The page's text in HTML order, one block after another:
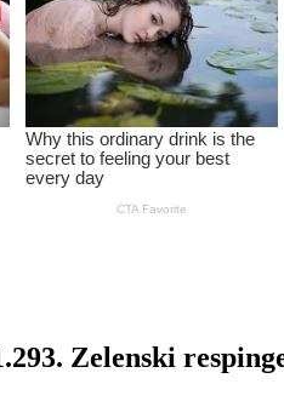
Zelenski